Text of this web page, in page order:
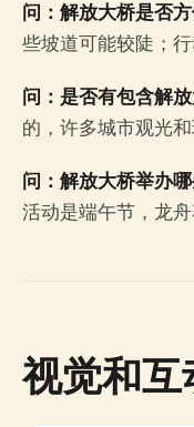
问：解放大桥是否
些坡道可能较陡；
问：是否有包含解
的，许多城市观光
问：解放大桥举办
活动是端午节，龙
视觉和